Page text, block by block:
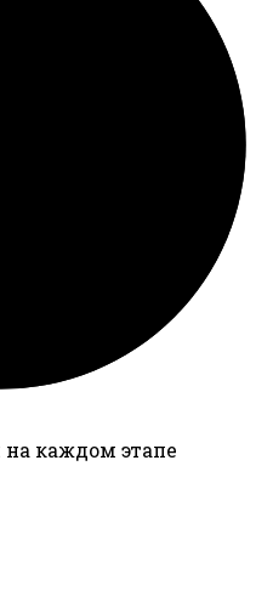
каждом этапе